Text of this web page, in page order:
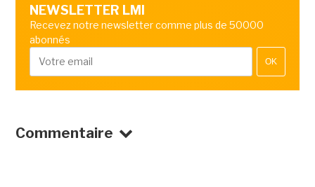
NEWSLETTER LMI
Recevez notre newsletter comme plus de 50000
abonnés
OK
Commentaire